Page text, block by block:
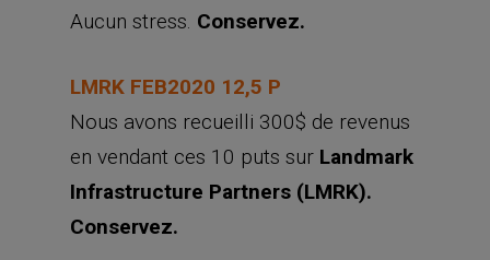
Aucun stress. Conservez.
LMRK FEB2020 12,5 P
Nous avons recueilli 300$ de revenus
en vendant ces 10 puts sur Landmark
Infrastructure Partners (LMRK).
Conservez.